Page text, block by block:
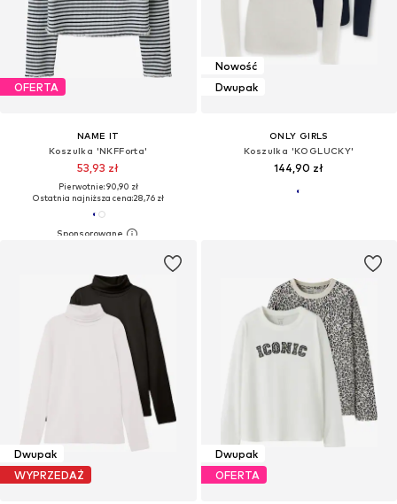
OFERTA
NAME IT
Koszulka 'NKFForta'
53,93 zł
Pierwotnie: 90,90 zł
Ostatnia najniższa cena:28,76 zł
Nowość
Dwupak
ONLY GIRLS
Koszulka 'KOGLUCKY'
144,90 zł
Dwupak
WYPRZEDAŻ
Dwupak
OFERTA